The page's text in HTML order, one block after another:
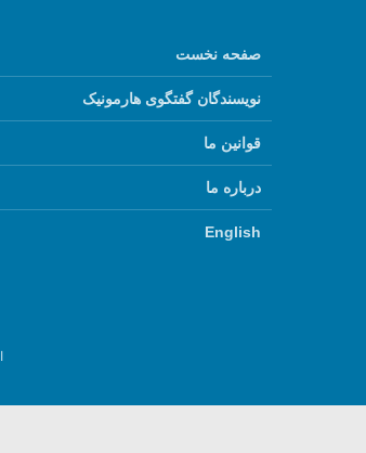
صفحه نخست
نویسندگان گفتگوی هارمونیک
قوانین ما
درباره ما
English